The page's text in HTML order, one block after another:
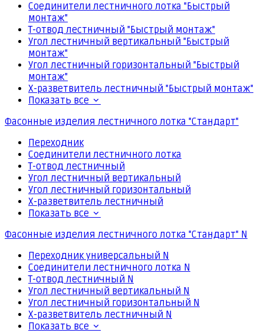
Соединители лестничного лотка "Быстрый
монтаж"
Т-отвод лестничный "Быстрый монтаж"
Угол лестничный вертикальный "Быстрый
монтаж"
Угол лестничный горизонтальный "Быстрый
монтаж"
Х-разветвитель лестничный "Быстрый монтаж"
Показать все
Фасонные изделия лестничного лотка "Стандарт"
Переходник
Соединители лестничного лотка
Т-отвод лестничный
Угол лестничный вертикальный
Угол лестничный горизонтальный
Х-разветвитель лестничный
Показать все
Фасонные изделия лестничного лотка "Стандарт" N
Переходник универсальный N
Соединители лестничного лотка N
Т-отвод лестничный N
Угол лестничный вертикальный N
Угол лестничный горизонтальный N
Х-разветвитель лестничный N
Показать все